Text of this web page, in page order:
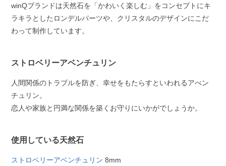
winQブランドは天然石を「かわいく楽しむ」をコンセプトにキ
ラキラとしたロンデルパーツや、クリスタルのデザインにこだ
わって制作しています。
ストロベリーアベンチュリン
人間関係のトラブルを防ぎ、幸せをもたらすといわれるアべン
チュリン。
恋人や家族と円満な関係を築くお守りにいかがでしょうか。
使用している天然石
ストロベリーアベンチュリン 8mm